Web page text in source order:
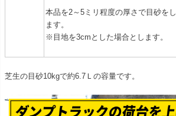
本品を2～5ミリ程度の厚さで目砂をし
ます。
※目地を3cmとした場合とします。
芝生の目砂10kgで約6.7Ｌの容量です。